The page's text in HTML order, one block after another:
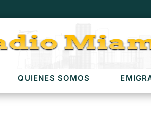
QUIENES SOMOS